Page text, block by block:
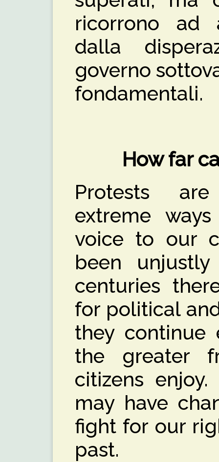
ricorrono ad
dalla
governo
fondamentali.
How far
Protests
extreme
voice to our
been
centuries
for political
they continue
the greater
citizens
may have
fight for our
past.